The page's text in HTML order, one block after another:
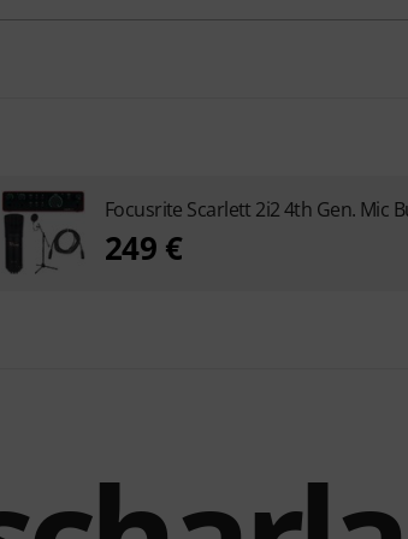
Focusrite Scarlett 2i2 4th Gen. Mic
249 €